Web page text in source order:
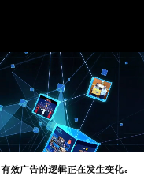
有效广告的逻辑正在发生变化。